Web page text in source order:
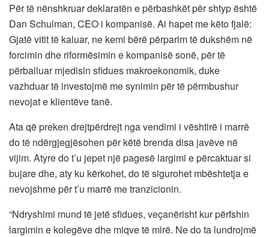
Për të nënshkruar deklaratën e përbashkët për shtyp është
Dan Schulman, CEO i kompanisë. Ai hapet me këto fjalë:
Gjatë vitit të kaluar, ne kemi bërë përparim të dukshëm në
forcimin dhe riformësimin e kompanisë sonë, për të
përballuar mjedisin sfidues makroekonomik, duke
vazhduar të investojmë me synimin për të përmbushur
nevojat e klientëve tanë.
Ata që preken drejtpërdrejt nga vendimi i vështirë i marrë
do të ndërgjegjësohen për këtë brenda disa javëve në
vijim. Atyre do t’u jepet një pagesë largimi e përcaktuar si
bujare dhe, aty ku kërkohet, do të sigurohet mbështetja e
nevojshme për t’u marrë me tranzicionin.
“Ndryshimi mund të jetë sfidues, veçanërisht kur përfshin
largimin e kolegëve dhe miqve të mirë. Ne do ta lundrojmë